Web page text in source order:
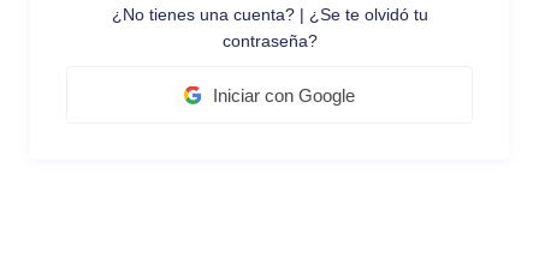
¿No tienes una cuenta?| ¿Se te olvidó tu
contraseña?
Iniciar con Google